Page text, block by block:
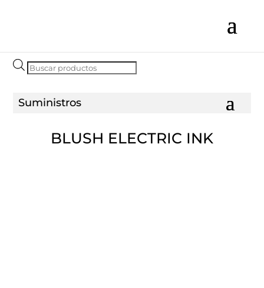
Búsqueda
BLUSH ELECTRIC INK